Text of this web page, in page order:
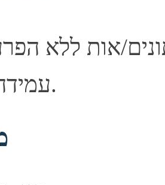
אות ללא
עמידה לאורך זמן.